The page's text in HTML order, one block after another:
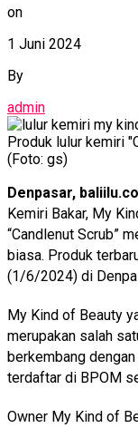
on
1 Juni 2024
By
admin
Produk lulur kemiri
(Foto: gs)
Denpasar,
Kemiri Bakar, My
“Candlenut Scrub”
biasa. Produk
(1/6/2024) di
My Kind of Beauty
merupakan salah
berkembang
terdaftar di BPOM
Owner My Kind of